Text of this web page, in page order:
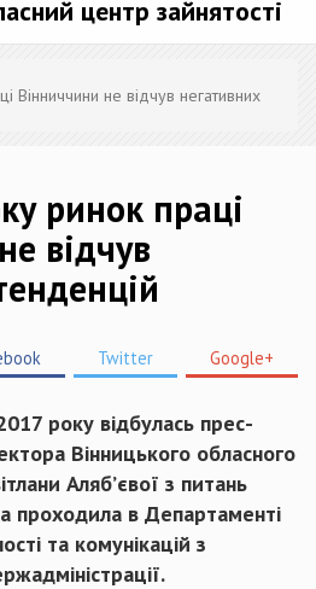
центр зайнятості
Вінниччини не відчув негативних
ринок праці
відчув
Twitter Google+
року відбулась прес-
Вінницького обласного
Аляб’євої з питань
проходила в Департаменті
та комунікацій з